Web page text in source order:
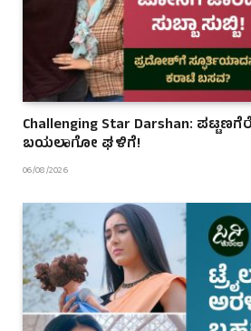
Challenging Star Darshan:
ಬಯಲಾಗೋ ಘಳಿಗೆ!
06/08/2026